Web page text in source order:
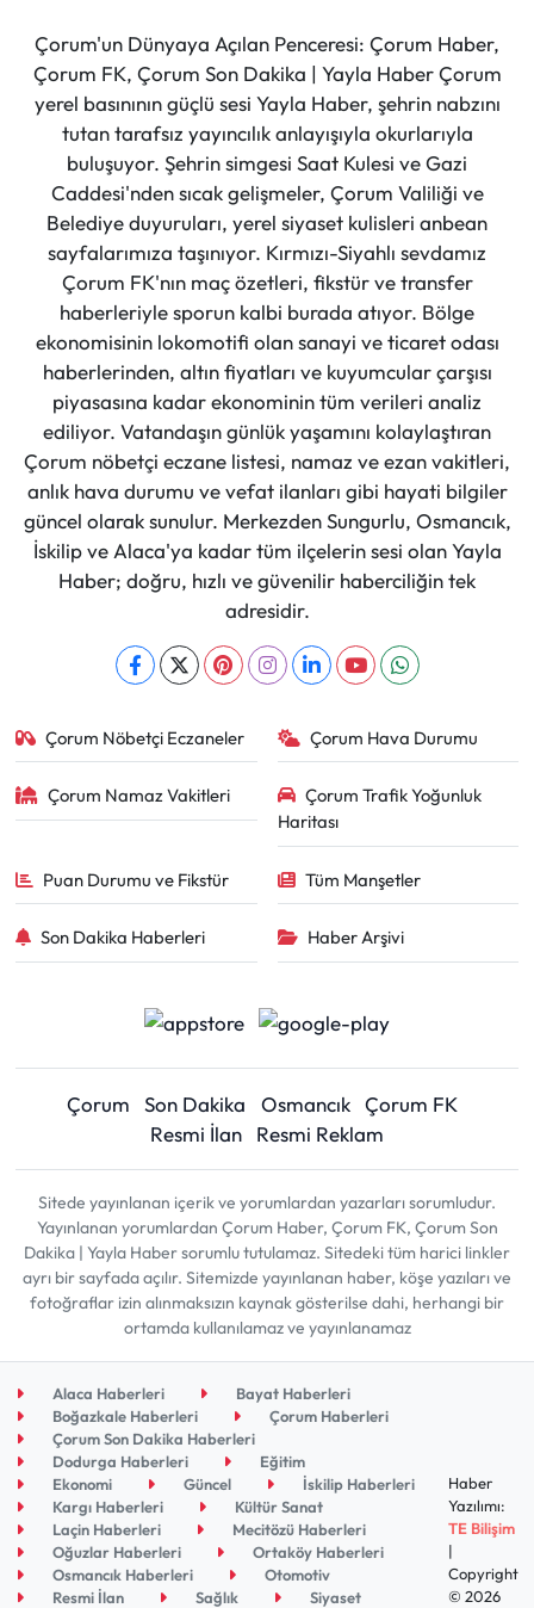
Çorum'un Dünyaya Açılan Penceresi: Çorum Haber,
Çorum FK, Çorum Son Dakika | Yayla Haber Çorum
yerel basınının güçlü sesi Yayla Haber, şehrin nabzını
tutan tarafsız yayıncılık anlayışıyla okurlarıyla
buluşuyor. Şehrin simgesi Saat Kulesi ve Gazi
Caddesi'nden sıcak gelişmeler, Çorum Valiliği ve
Belediye duyuruları, yerel siyaset kulisleri anbean
sayfalarımıza taşınıyor. Kırmızı-Siyahlı sevdamız
Çorum FK'nın maç özetleri, fikstür ve transfer
haberleriyle sporun kalbi burada atıyor. Bölge
ekonomisinin lokomotifi olan sanayi ve ticaret odası
haberlerinden, altın fiyatları ve kuyumcular çarşısı
piyasasına kadar ekonominin tüm verileri analiz
ediliyor. Vatandaşın günlük yaşamını kolaylaştıran
Çorum nöbetçi eczane listesi, namaz ve ezan vakitleri,
anlık hava durumu ve vefat ilanları gibi hayati bilgiler
güncel olarak sunulur. Merkezden Sungurlu, Osmancık,
İskilip ve Alaca'ya kadar tüm ilçelerin sesi olan Yayla
Haber; doğru, hızlı ve güvenilir haberciliğin tek
adresidir.
Çorum Nöbetçi Eczaneler Çorum Hava Durumu
Çorum Namaz Vakitleri
Çorum Trafik Yoğunluk
Haritası
Puan Durumu ve Fikstür Tüm Manşetler
Son Dakika Haberleri Haber Arşivi
Çorum Son Dakika Osmancık Çorum FK
Resmi İlan
Resmi Reklam
Sitede yayınlanan içerik ve yorumlardan yazarları sorumludur.
Yayınlanan yorumlardan Çorum Haber, Çorum FK, Çorum Son
Dakika | Yayla Haber sorumlu tutulamaz. Sitedeki tüm harici linkler
ayrı bir sayfada açılır. Sitemizde yayınlanan haber, köşe yazıları ve
fotoğraflar izin alınmaksızın kaynak gösterilse dahi, herhangi bir
ortamda kullanılamaz ve yayınlanamaz
Alaca Haberleri
Bayat Haberleri
Boğazkale Haberleri
Çorum Haberleri
Çorum Son Dakika Haberleri
Dodurga Haberleri
Eğitim
Ekonomi
Güncel
İskilip Haberleri
Kargı Haberleri
Kültür Sanat
Laçin Haberleri
Mecitözü Haberleri
Oğuzlar Haberleri
Ortaköy Haberleri
Osmancık Haberleri
Otomotiv
Resmi İlan
Sağlık Siyaset
Haber
Yazılımı:
TE Bilişim
|
Copyright
© 2026